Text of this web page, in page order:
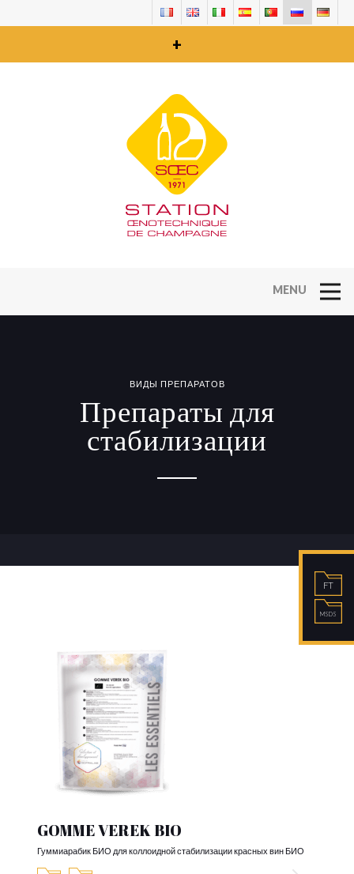
FT
MSDS
+
ВИДЫ ПРЕПАРАТОВ
Препараты для
стабилизации
GOMME VEREK BIO
Гуммиарабик БИО для коллоидной стабилизации красных вин БИО